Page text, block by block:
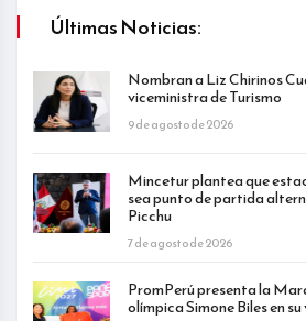
Últimas Noticias:
Nombran a Liz Chirinos
viceministra de Turismo
9 de agosto de 2026
Mincetur plantea que
sea punto de partida
Picchu
7 de agosto de 2026
PromPerú presenta la
olímpica Simone Biles en